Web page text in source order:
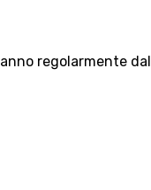
regolarmente